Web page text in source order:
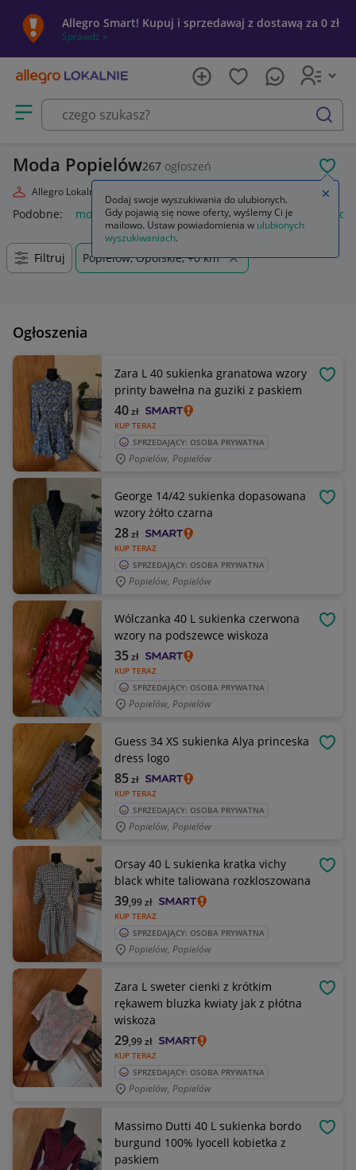
Allegro Smart! Kupuj i sprzedawaj z dostawą za 0 zł
Sprawdź »
Otwórz menu z kategoriami
szukaj
Moda Popielów267 ogłoszeń
Allegro Lokalnie
Podobne: moda markowa moda 2026 moda damska
Filtruj Popielów, Opolskie, +0 km
Ogłoszenia
Zara L 40 sukienka granatowa wzory
printy bawełna na guziki z paskiem
KUP TERAZ
40zł
SPRZEDAJĄCY: OSOBA PRYWATNA
Popielów, Popielów
George 14/42 sukienka dopasowana
wzory żółto czarna
KUP TERAZ
28zł
SPRZEDAJĄCY: OSOBA PRYWATNA
Popielów, Popielów
Wólczanka 40 L sukienka czerwona
wzory na podszewce wiskoza
KUP TERAZ
35zł
SPRZEDAJĄCY: OSOBA PRYWATNA
Popielów, Popielów
Guess 34 XS sukienka Alya princeska
dress logo
KUP TERAZ
85zł
SPRZEDAJĄCY: OSOBA PRYWATNA
Popielów, Popielów
Orsay 40 L sukienka kratka vichy
black white taliowana rozkloszowana
KUP TERAZ
39,99zł
SPRZEDAJĄCY: OSOBA PRYWATNA
Popielów, Popielów
Zara L sweter cienki z krótkim
rękawem bluzka kwiaty jak z płótna
wiskoza
KUP TERAZ
29,99zł
SPRZEDAJĄCY: OSOBA PRYWATNA
Popielów, Popielów
Massimo Dutti 40 L sukienka bordo
burgund 100% lyocell kobietka z
paskiem
Dodaj swoje wyszukiwania do ulubionych.
Gdy pojawią się nowe oferty, wyślemy Ci je
mailowo. Ustaw powiadomienia w ulubionych
wyszukiwaniach.